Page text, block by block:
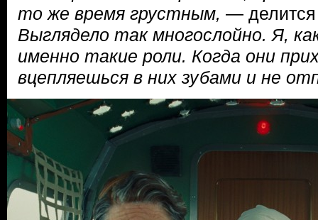
то же время грустным, —
Выглядело так многослойно. Я,
именно такие роли. Когда они
вцепляешься в них зубами и не